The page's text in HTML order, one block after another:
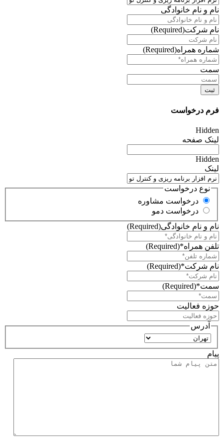
نام و نام خانوادگی
نام شرکت(Required)
شماره همراه(Required)
سمت
فرم درخواست
Hidden
لینک صفحه
Hidden
لینک
نوع درخواست
درخواست مشاوره
درخواست دمو
نام و نام خانوادگی(Required)
تلفن همراه*(Required)
نام شرکت*(Required)
سمت*(Required)
حوزه فعالیت
آدرس
استان
پیام